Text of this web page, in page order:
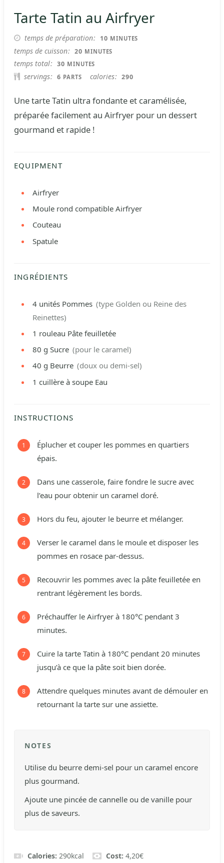
Tarte Tatin au Airfryer
temps de préparation 10 MINUTES
MINUTES
temps de cuisson 20 MINUTES
MINUTES
temps total 30 MINUTES
MINUTES
servings 6 PARTS calories 290
Une tarte Tatin ultra fondante et caramélisée,
préparée facilement au Airfryer pour un dessert
gourmand et rapide !
EQUIPMENT
Airfryer
Moule rond compatible Airfryer
Couteau
Spatule
INGRÉDIENTS
4 unités Pommes (type Golden ou Reine des
Reinettes)
1 rouleau Pâte feuilletée
80 g Sucre (pour le caramel)
40 g Beurre (doux ou demi-sel)
1 cuillère à soupe Eau
INSTRUCTIONS
Éplucher et couper les pommes en quartiers
épais.
Dans une casserole, faire fondre le sucre avec
l’eau pour obtenir un caramel doré.
Hors du feu, ajouter le beurre et mélanger.
Verser le caramel dans le moule et disposer les
pommes en rosace par-dessus.
Recouvrir les pommes avec la pâte feuilletée en
rentrant légèrement les bords.
Préchauffer le Airfryer à 180°C pendant 3
minutes.
Cuire la tarte Tatin à 180°C pendant 20 minutes
jusqu’à ce que la pâte soit bien dorée.
Attendre quelques minutes avant de démouler en
retournant la tarte sur une assiette.
NOTES
Utilise du beurre demi-sel pour un caramel encore
plus gourmand.
Ajoute une pincée de cannelle ou de vanille pour
plus de saveurs.
Calories: 290kcal Cost:4,20€